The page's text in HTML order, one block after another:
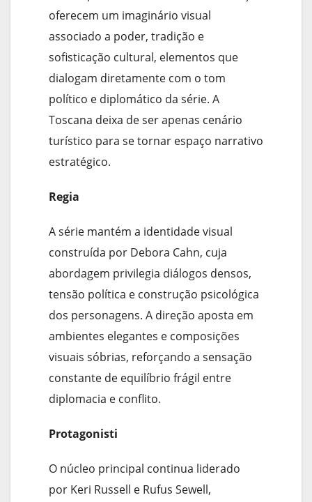
oferecem um imaginário visual
associado a poder, tradição e
sofisticação cultural, elementos que
dialogam diretamente com o tom
político e diplomático da série. A
Toscana deixa de ser apenas cenário
turístico para se tornar espaço narrativo
estratégico.
Regia
A série mantém a identidade visual
construída por Debora Cahn, cuja
abordagem privilegia diálogos densos,
tensão política e construção psicológica
dos personagens. A direção aposta em
ambientes elegantes e composições
visuais sóbrias, reforçando a sensação
constante de equilíbrio frágil entre
diplomacia e conflito.
Protagonisti
O núcleo principal continua liderado
por Keri Russell e Rufus Sewell,